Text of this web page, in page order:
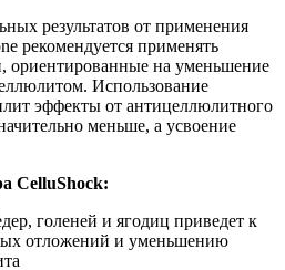
результатов от применения
рекомендуется применять
ориентированные на уменьшение
Использование
эффекты от антицеллюлитного
меньше, а усвоение
CelluShock:
голеней и ягодиц приведет к
отложений и уменьшению